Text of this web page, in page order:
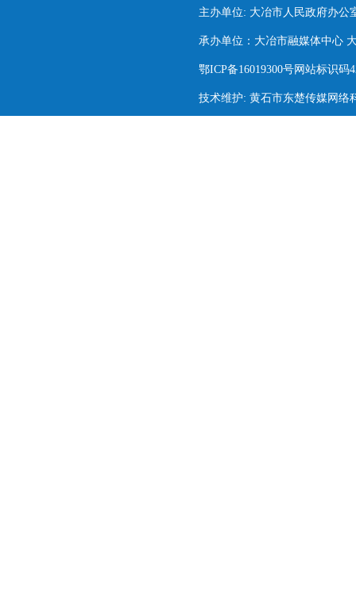
主办单位: 大冶市人民政府办公
承办单位：大冶市融媒体中心
鄂ICP备16019300号网站标识码
技术维护: 黄石市东楚传媒网络